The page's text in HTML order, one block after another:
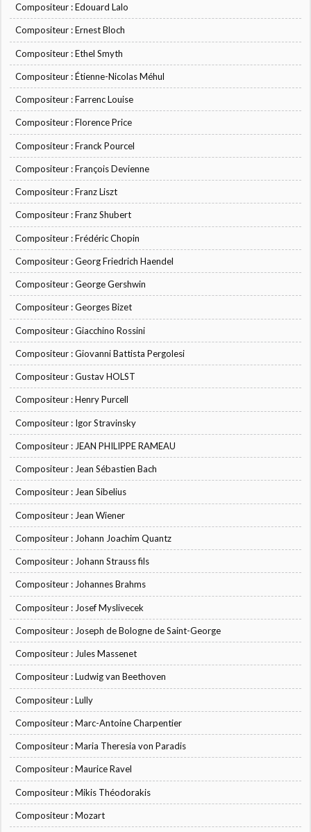
Compositeur : Edouard Lalo
Compositeur : Ernest Bloch
Compositeur : Ethel Smyth
Compositeur : Étienne-Nicolas Méhul
Compositeur : Farrenc Louise
Compositeur : Florence Price
Compositeur : Franck Pourcel
Compositeur : François Devienne
Compositeur : Franz Liszt
Compositeur : Franz Shubert
Compositeur : Frédéric Chopin
Compositeur : Georg Friedrich Haendel
Compositeur : George Gershwin
Compositeur : Georges Bizet
Compositeur : Giacchino Rossini
Compositeur : Giovanni Battista Pergolesi
Compositeur : Gustav HOLST
Compositeur : Henry Purcell
Compositeur : Igor Stravinsky
Compositeur : JEAN PHILIPPE RAMEAU
Compositeur : Jean Sébastien Bach
Compositeur : Jean Sibelius
Compositeur : Jean Wiener
Compositeur : Johann Joachim Quantz
Compositeur : Johann Strauss fils
Compositeur : Johannes Brahms
Compositeur : Josef Myslivecek
Compositeur : Joseph de Bologne de Saint-George
Compositeur : Jules Massenet
Compositeur : Ludwig van Beethoven
Compositeur : Lully
Compositeur : Marc-Antoine Charpentier
Compositeur : Maria Theresia von Paradis
Compositeur : Maurice Ravel
Compositeur : Mikis Théodorakis
Compositeur : Mozart